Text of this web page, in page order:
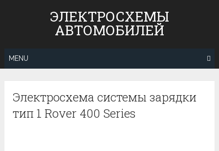
ЭЛЕКТРОСХЕМЫ
АВТОМОБИЛЕЙ
MENU
Электросхема системы зарядки
тип 1 Rover 400 Series